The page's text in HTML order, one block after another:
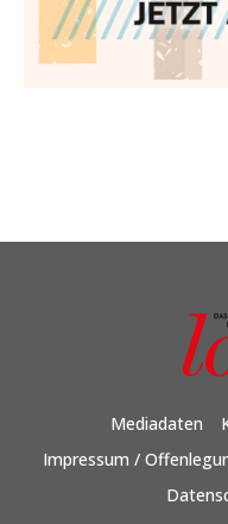
Mediadaten
Impressum /